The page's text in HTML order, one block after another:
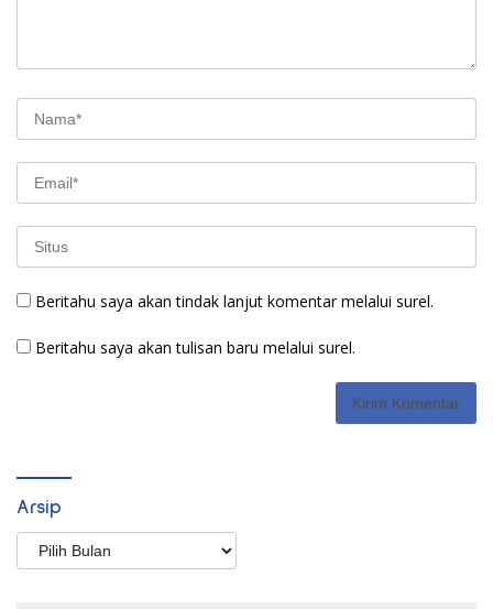
Beritahu saya akan tindak lanjut komentar melalui surel.
Beritahu saya akan tulisan baru melalui surel.
Arsip
Arsip